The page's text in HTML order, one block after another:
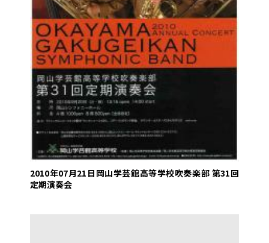
2010年07月21日 岡山学芸館高等学校吹奏楽部 第31回
定期演奏会